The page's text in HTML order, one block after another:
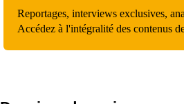
Reportages, interviews exclusives,
Accédez à l'intégralité des contenus